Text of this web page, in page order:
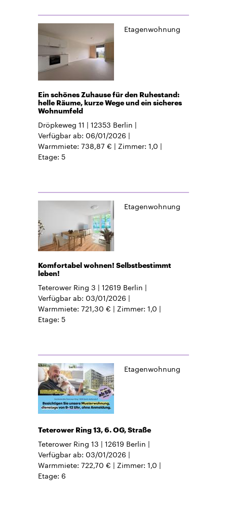
Etagenwohnung
Ein schönes Zuhause für den Ruhestand:
helle Räume, kurze Wege und ein sicheres
Wohnumfeld
Dröpkeweg 11 12353 Berlin
Verfügbar ab 06/01/2026
Warmmiete 738,87 € Zimmer 1,0
Etage 5
Etagenwohnung
Komfortabel wohnen! Selbstbestimmt
leben!
Teterower Ring 3 12619 Berlin
Verfügbar ab 03/01/2026
Warmmiete 721,30 € Zimmer 1,0
Etage 5
Etagenwohnung
Teterower Ring 13, 6. OG, Straße
Teterower Ring 13 12619 Berlin
Verfügbar ab 03/01/2026
Warmmiete 722,70 € Zimmer 1,0
Etage 6